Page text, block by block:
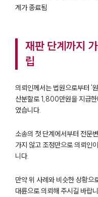
계가 종료됨
재판 단계까지
립
의뢰인께서는 법원으로부터 '
산분할로 1,800만원을 지급
었습니다.
소송의 첫 단계에서부터 전문
가지 않고 조정만으로 의뢰인
니다.
만약 위 사례와 비슷한 상황으
대륜으로 의뢰해 주시길 바랍